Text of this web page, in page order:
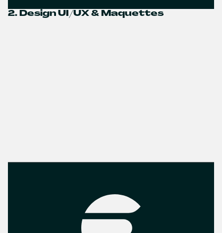
2. Design UI/UX & Maquettes